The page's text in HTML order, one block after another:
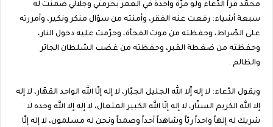
محمّد قرأ الدّعاء ولو مرّة واحدة في العمر بحرمتي وجلالي ضمنت له
سبعة أشياء: رفعت عنه الفقر، وأمنته من سؤال منكر ونكير، وأمررته
على الصّراط، وحفظته من موت الفجأة، وحرّمت عليه دخول النار،
وحفظته من ضغطة القبر، وحفظته من غضب السّلطان الجائر
والظالم .
ويقول الدّعاء: لا إله إّلا الله الجليل الجبّار، لا إله إلّا الله الواحد القهّار، لا إله
إلا الله الكريم الستّار، لا إله إلّا الله الكبير المتعال، لا إله إلا الله وحده لا
شريك له إلهاً واحداً ربّاً وشاهداً أحداً وصمداً ونحن له مسلمون، لا إله إلّا